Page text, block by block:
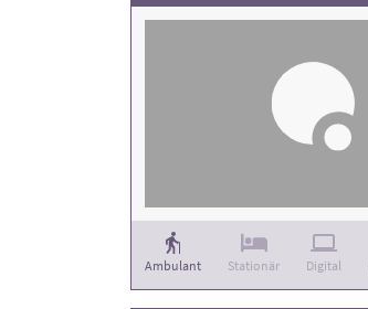
Ambulant Stationär Digital